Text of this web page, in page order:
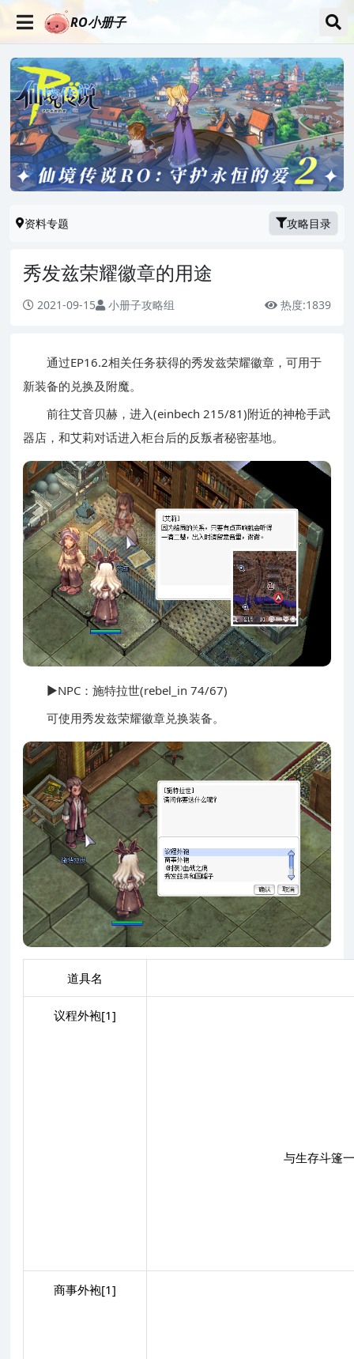
RO小册子
资料专题 攻略目录
秀发兹荣耀徽章的用途
2021-09-15 小册子攻略组 热度:1839
通过EP16.2相关任务获得的秀发兹荣耀徽章，可用于
新装备的兑换及附魔。
前往艾音贝赫，进入(einbech 215/81)附近的神枪手武
器店，和艾莉对话进入柜台后的反叛者秘密基地。
▶NPC：施特拉世(rebel_in 74/67)
可使用秀发兹荣耀徽章兑换装备。
道具名
议程外袍[1]
与生存斗篷
商事外袍[1]